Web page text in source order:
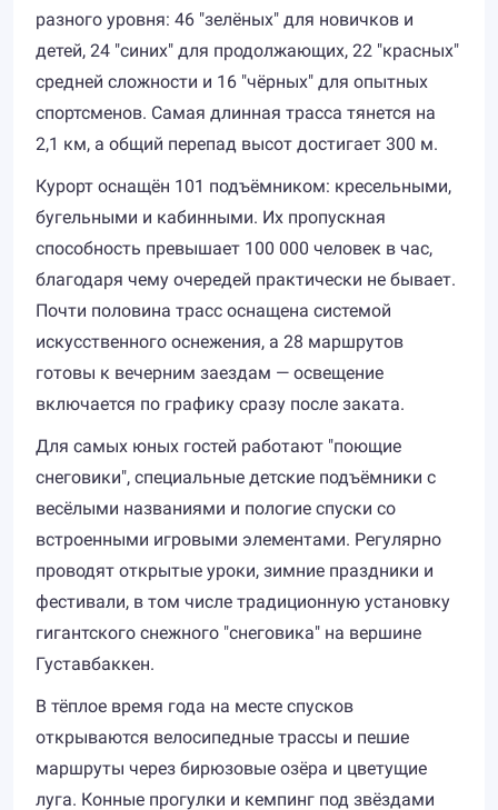
разного уровня: 46 "зелёных" для новичков и
детей, 24 "синих" для продолжающих, 22 "красных"
средней сложности и 16 "чёрных" для опытных
спортсменов. Самая длинная трасса тянется на
2,1 км, а общий перепад высот достигает 300 м.
Курорт оснащён 101 подъёмником: кресельными,
бугельными и кабинными. Их пропускная
способность превышает 100 000 человек в час,
благодаря чему очередей практически не бывает.
Почти половина трасс оснащена системой
искусственного оснежения, а 28 маршрутов
готовы к вечерним заездам — освещение
включается по графику сразу после заката.
Для самых юных гостей работают "поющие
снеговики", специальные детские подъёмники с
весёлыми названиями и пологие спуски со
встроенными игровыми элементами. Регулярно
проводят открытые уроки, зимние праздники и
фестивали, в том числе традиционную установку
гигантского снежного "снеговика" на вершине
Густавбаккен.
В тёплое время года на месте спусков
открываются велосипедные трассы и пешие
маршруты через бирюзовые озёра и цветущие
луга. Конные прогулки и кемпинг под звёздами